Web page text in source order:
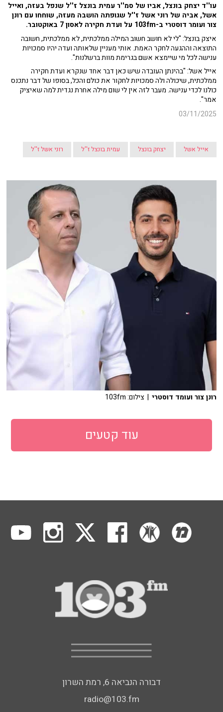
עו''ד יצחק בונצל, אביו של סמ''ר עמית בונצל ז''ל שנפל בעזה, ואייל
אשל, אביה של רוני אשל ז''ל שגופתה הושבה מעזה, שוחחו עם רונן
צור ועומר דוסטרי ב-103fm על ועדת חקירה לאסון 7 באוקטובר.
איצק בונצל: "לי לא חושב חשוב המילה ממלכתית, לא ממלכתית, חשובה
התוצאה וההגעה לחקר האמת. אותי מעניין שלאותה ועדה יהיו סמכויות
ענישה לכל מי שיימצא אשם בגרימת מוות ברשלנות".
אייל אשל: "בהינתן העובדה שיש כאן דבר אחד שנקרא ועדת חקירה
ממלכתית, שיכולה ולה סמכויות לחקור את כולם והכל, בסופו של דבר נתכנס
כולנו לכדי ענישה. מעבר לזה אין לי שום מילה אחרת נגדית למה שאיציק
אמר".
03/11/2025
אייל אשל יצחק בונצל עמית בונצל ז''ל רוני אשל ז''ל
רונן צור ועומד דוסטרי | צילום: 103fm
עוד קטעים
דבורה הנביאה 6, רמת השרון
radio@103.fm